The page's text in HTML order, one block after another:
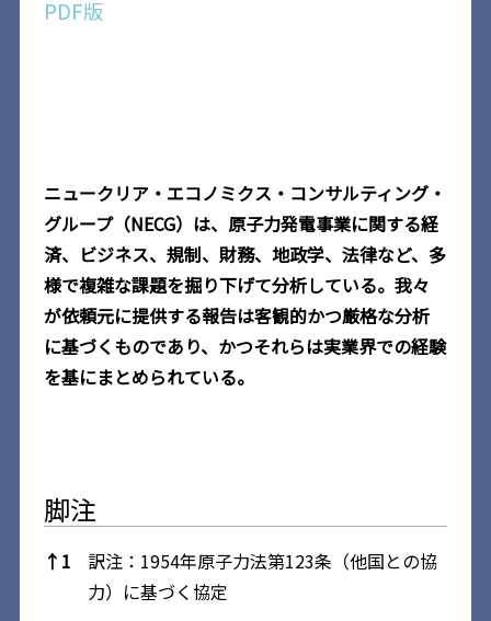
PDF版
ニュークリア・エコノミクス・コンサルティング・
グループ（NECG）は、原子力発電事業に関する経
済、ビジネス、規制、財務、地政学、法律など、多
様で複雑な課題を掘り下げて分析している。我々
が依頼元に提供する報告は客観的かつ厳格な分析
に基づくものであり、かつそれらは実業界での経験
を基にまとめられている。
脚注
脚注
↑ 1
訳注：1954年原子力法第123条（他国との協
力）に基づく協定